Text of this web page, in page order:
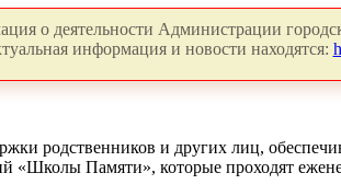
о деятельности Администрации
информация и новости находятся:
родственников и других лиц,
«Школы Памяти», которые проходят